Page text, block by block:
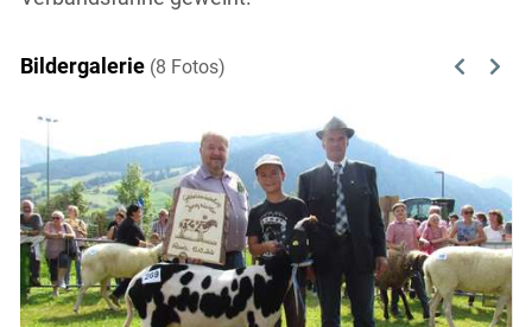
Bildergalerie (8 Fotos) Previous
Next